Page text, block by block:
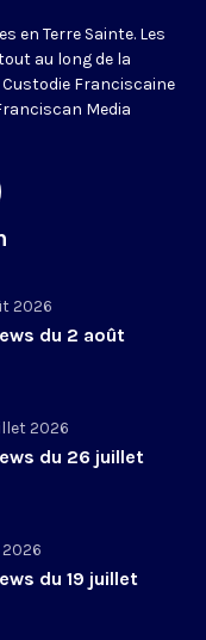
en Terre Sainte. Les
au long de la
Custodie Franciscaine
Media
2026
du 2 août
2026
du 26 juillet
2026
du 19 juillet